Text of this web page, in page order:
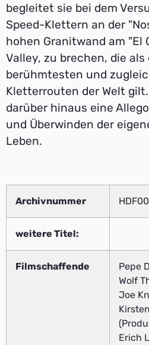
begleitet sie bei dem
Speed-Klettern an der
hohen Granitwand am "El
Valley, zu brechen, die als
berühmtesten und
Kletterrouten der Welt
darüber hinaus eine
und Überwinden der
Leben.
Archivnummer
weitere Titel:
Filmschaffende
Pepe
Wolf
Joe
Erich